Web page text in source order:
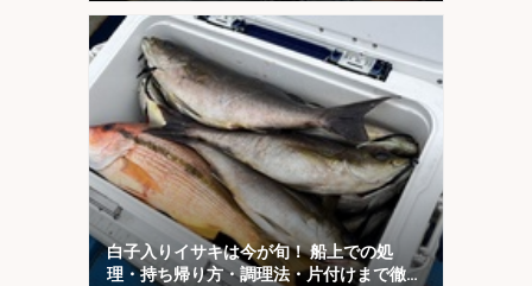
白子入りイサキは今が旬！ 船上での処
理・持ち帰り方・調理法・片付けまで徹底